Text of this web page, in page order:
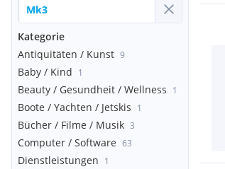
Kategorie
Antiquitäten / Kunst 9
Baby / Kind 1
Beauty / Gesundheit / Wellness 1
Boote / Yachten / Jetskis 1
Bücher / Filme / Musik 3
Computer / Software 63
Dienstleistungen 1